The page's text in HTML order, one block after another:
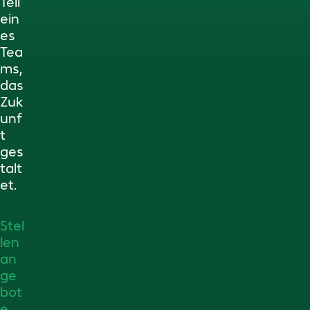
ein
es
Tea
ms,
das
Zuk
unf
t
ges
talt
et.
Stel
len
an
ge
bot